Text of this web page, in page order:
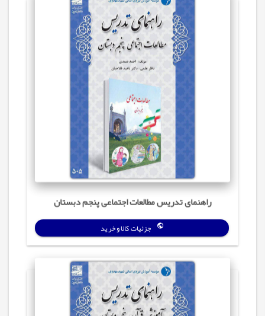
راهنمای تدریس مطالعات اجتماعی پنجم دبستان
جزئیات کالا و خرید